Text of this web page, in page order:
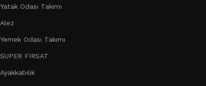
Yatak Odası Takımı
Alez
Yemek Odası Takımı
SUPER FIRSAT
Ayakkabılık